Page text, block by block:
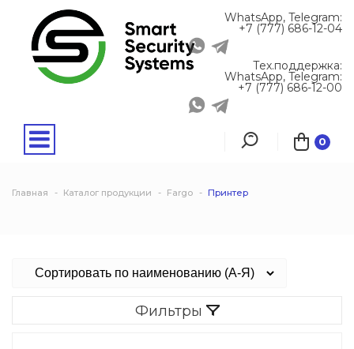
0
WhatsApp, Telegram:
+7 (777) 686-12-04
Тех.поддержка:
WhatsApp, Telegram:
+7 (777) 686-12-00
Главная Каталог продукции Fargo Принтер
Фильтры